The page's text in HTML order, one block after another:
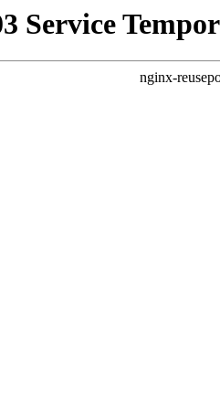
Service
nginx-